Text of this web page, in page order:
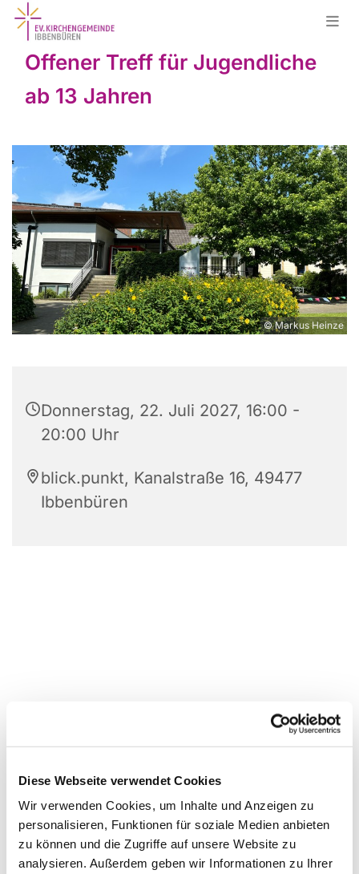
Diese Webseite verwendet Cookies
Wir verwenden Cookies, um Inhalte und Anzeigen zu
personalisieren, Funktionen für soziale Medien anbieten
zu können und die Zugriffe auf unsere Website zu
analysieren. Außerdem geben wir Informationen zu Ihrer
Offener Treff für Jugendliche
ab 13 Jahren
© Markus Heinze
Donnerstag, 22. Juli 2027, 16:00 -
20:00 Uhr
blick.punkt, Kanalstraße 16, 49477
Ibbenbüren